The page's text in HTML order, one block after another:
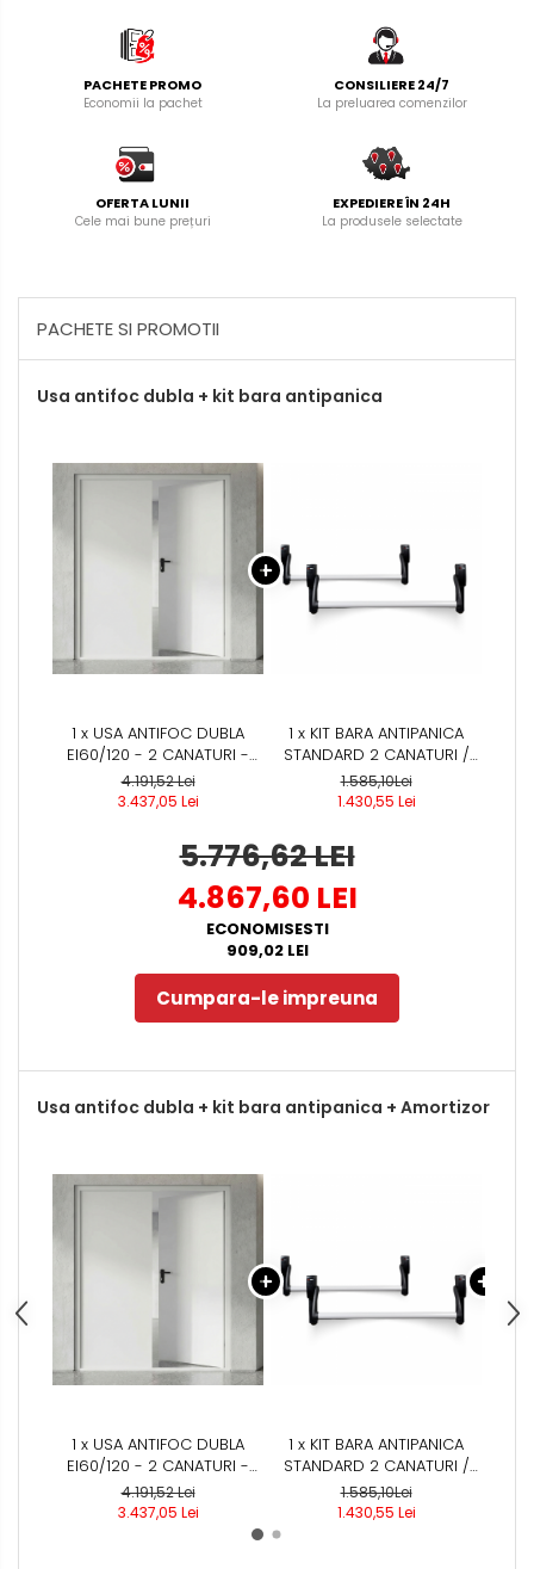
PACHETE PROMO
Economii la pachet
CONSILIERE 24/7
La preluarea comenzilor
OFERTA LUNII
Cele mai bune prețuri
EXPEDIERE ÎN 24H
La produsele selectate
PACHETE SI PROMOTII
Usa antifoc dubla + kit bara antipanica
1 x USA ANTIFOC DUBLA
EI60/120 - 2 CANATURI -
REZISTENTA LA FOC 60 /120
MIN - MONTAJ INTERIOR
4.191,52 Lei
3.437,05 Lei
1 x KIT BARA ANTIPANICA
STANDARD 2 CANATURI /
USA DUBLA - (INCLUDE: 2X
BROASCA ANTIPANICA -
ANTIFOC)
1.585,10Lei
1.430,55 Lei
5.776,62 LEI
4.867,60 LEI
ECONOMISESTI
909,02 LEI
Cumpara-le impreuna
Usa antifoc dubla + kit bara antipanica + Amortizor
1 x USA ANTIFOC DUBLA
EI60/120 - 2 CANATURI -
REZISTENTA LA FOC 60 /120
MIN - MONTAJ INTERIOR
4.191,52 Lei
3.437,05 Lei
1 x KIT BARA ANTIPANICA
STANDARD 2 CANATURI /
USA DUBLA - (INCLUDE: 2X
BROASCA ANTIPANICA -
1.585,10Lei
1.430,55 Lei